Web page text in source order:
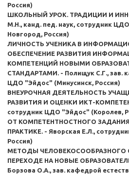
Россия)
ШКОЛЬНЫЙ УРОК. ТРАДИЦИИ И
М.Н., канд. пед. наук, сотрудник
Новгород, Россия)
ЛИЧНОСТЬ УЧЕНИКА В
ОБЕСПЕЧЕНИЕ РАЗВИТИЯ
КОМПЕТЕНЦИЙ НОВЫМИ
СТАНДАРТАМИ. - Полищук С.Г., зав.
ЦДО "Эйдос" (Минусинск, Россия)
ВНЕУРОЧНАЯ ДЕЯТЕЛЬНОСТЬ
РАЗВИТИЯ И ОЦЕНКИ ИКТ-
сотрудник ЦДО "Эйдос" (Королев,
ОТ КОМПЕТЕНТНОСТНОГО
ПРАКТИКЕ. - Яворская Е.Л.,
Россия)
МЕТОДЫ ЧЕЛОВЕКОСООБРАЗНОГО
ПЕРЕХОДЕ НА НОВЫЕ
Борзова О.А., зав. кафедрой